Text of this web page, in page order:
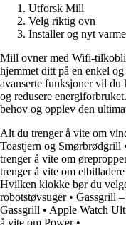
Utforsk Mill
Velg riktig ovn
Installer og nyt
Mill ovner med Wifi-
hjemmet ditt på en enkel
avanserte funksjoner vil
og redusere
behov og opplev den
Alt du trenger å vite om
Toastjern og Smørbrødgrill
trenger å vite om
trenger å vite om elbilladere
Hvilken klokke bør du
robotstøvsuger• Gassgrill
Gassgrill • Apple Watch